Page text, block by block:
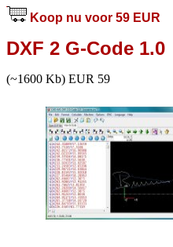
Koop nu voor 59 EUR
DXF 2 G-Code 1.0
(~1600 Kb) EUR 59